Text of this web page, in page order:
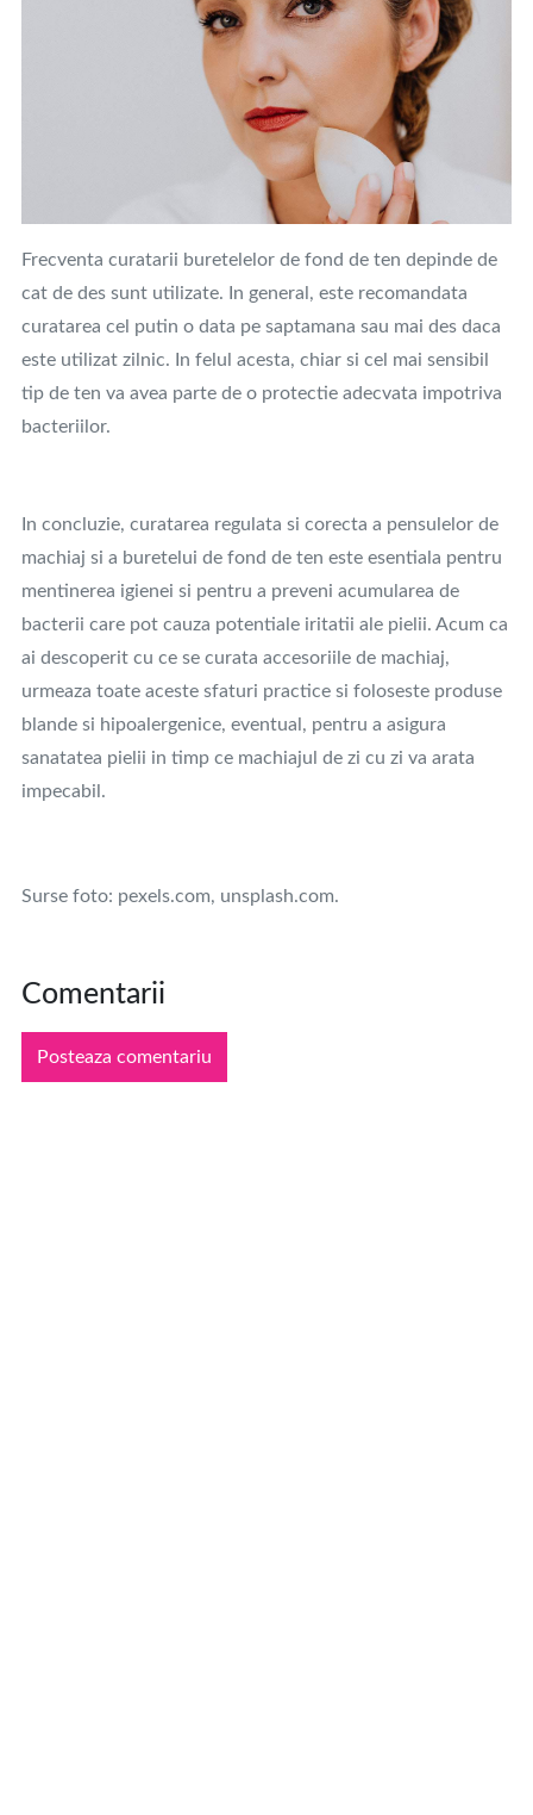
Frecventa curatarii buretelelor de fond de ten depinde de
cat de des sunt utilizate. In general, este recomandata
curatarea cel putin o data pe saptamana sau mai des daca
este utilizat zilnic. In felul acesta, chiar si cel mai sensibil
tip de ten va avea parte de o protectie adecvata impotriva
bacteriilor.
In concluzie, curatarea regulata si corecta a pensulelor de
machiaj si a buretelui de fond de ten este esentiala pentru
mentinerea igienei si pentru a preveni acumularea de
bacterii care pot cauza potentiale iritatii ale pielii. Acum ca
ai descoperit cu ce se curata accesoriile de machiaj,
urmeaza toate aceste sfaturi practice si foloseste produse
blande si hipoalergenice, eventual, pentru a asigura
sanatatea pielii in timp ce machiajul de zi cu zi va arata
impecabil.
Surse foto: pexels.com, unsplash.com.
Comentarii
Posteaza comentariu